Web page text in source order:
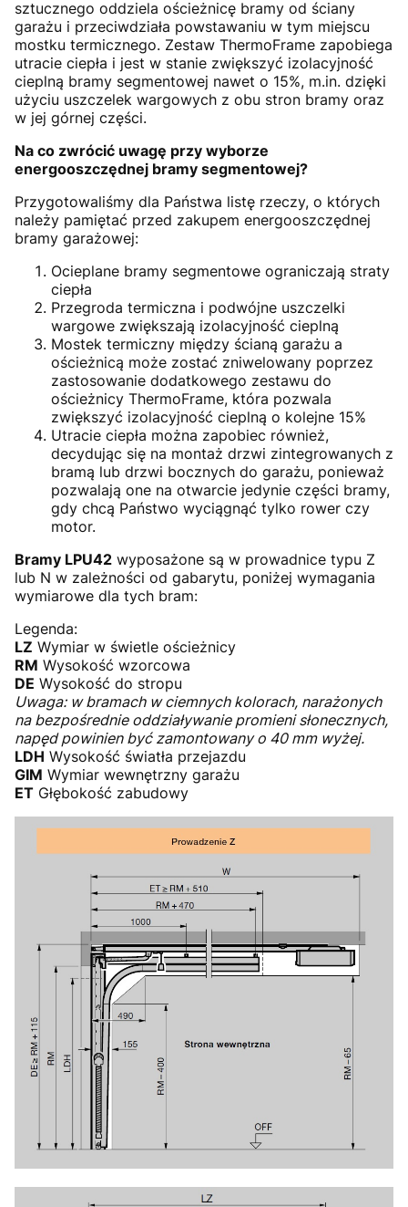
sztucznego oddziela ościeżnicę bramy od ściany
garażu i przeciwdziała powstawaniu w tym miejscu
mostku termicznego. Zestaw ThermoFrame zapobiega
utracie ciepła i jest w stanie zwiększyć izolacyjność
cieplną bramy segmentowej nawet o 15%, m.in. dzięki
użyciu uszczelek wargowych z obu stron bramy oraz
w jej górnej części.
Na co zwrócić uwagę przy wyborze
energooszczędnej bramy segmentowej?
Przygotowaliśmy dla Państwa listę rzeczy, o których
należy pamiętać przed zakupem energooszczędnej
bramy garażowej:
Ocieplane bramy segmentowe ograniczają straty
ciepła
Przegroda termiczna i podwójne uszczelki
wargowe zwiększają izolacyjność cieplną
Mostek termiczny między ścianą garażu a
ościeżnicą może zostać zniwelowany poprzez
zastosowanie dodatkowego zestawu do
ościeżnicy ThermoFrame, która pozwala
zwiększyć izolacyjność cieplną o kolejne 15%
Utracie ciepła można zapobiec również,
decydując się na montaż drzwi zintegrowanych z
bramą lub drzwi bocznych do garażu, ponieważ
pozwalają one na otwarcie jedynie części bramy,
gdy chcą Państwo wyciągnąć tylko rower czy
motor.
Bramy LPU42 wyposażone są w prowadnice typu Z
lub N w zależności od gabarytu, poniżej wymagania
wymiarowe dla tych bram:
Legenda:
LZ Wymiar w świetle ościeżnicy
RM Wysokość wzorcowa
DE Wysokość do stropu
Uwaga: w bramach w ciemnych kolorach, narażonych
na bezpośrednie oddziaływanie promieni słonecznych,
napęd powinien być zamontowany o 40 mm wyżej.
LDH Wysokość światła przejazdu
GIM Wymiar wewnętrzny garażu
ET Głębokość zabudowy